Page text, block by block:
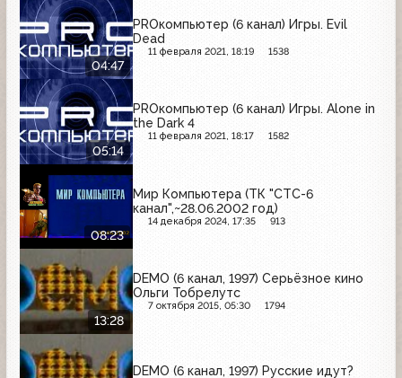
04:47
PROкомпьютер (6 канал) Игры. Evil
Dead
11 февраля 2021, 18:19 1538
05:14
PROкомпьютер (6 канал) Игры. Alone in
the Dark 4
11 февраля 2021, 18:17 1582
08:23
Мир Компьютера (ТК "СТС-6
канал",~28.06.2002 год)
14 декабря 2024, 17:35 913
13:28
DEMO (6 канал, 1997) Серьёзное кино
Ольги Тобрелутс
7 октября 2015, 05:30 1794
DEMO (6 канал, 1997) Русские идут?